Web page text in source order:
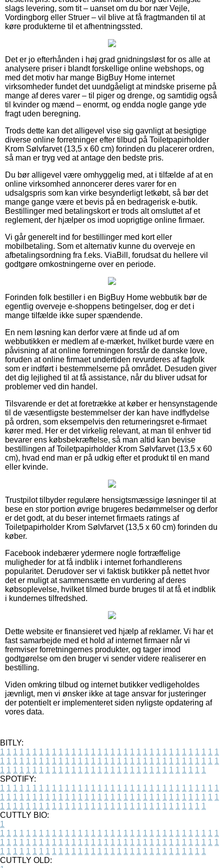
slags levering, som tit – uanset om du bor nær Vejle,
Vordingborg eller Struer – vil blive at få fragtmanden til at
køre produkterne til et afhentningssted.
Det er jo efterhånden i høj grad gnidningsløst for os alle at
analysere priser i blandt forskellige online webshops, og
med det motiv har mange BigBuy Home internet
virksomheder fundet det uundgåeligt at mindske priserne på
mange af deres varer – til piger og drenge, og samtidig også
til kvinder og mænd – enormt, og endda nogle gange yde
fragt uden beregning.
Trods dette kan det alligevel vise sig gavnligt at besigtige
diverse online forretninger efter tilbud på Toiletpapirholder
Krom Sølvfarvet (13,5 x 60 cm) forinden du placerer ordren,
så man er tryg ved at antage den bedste pris.
Du bør alligevel være omhyggelig med, at i tilfælde af at en
online virksomhed annoncerer deres varer for en
udsalgspris som kan virke besynderligt letkøbt, så bør det
mange gange være et bevis på en bedragerisk e-butik.
Bestillinger med betalingskort er trods alt omsluttet af et
reglement, der hjælper os imod uoprigtige online firmaer.
Vi går generelt ind for bestillinger med kort eller
mobilbetaling. Som et alternativ kunne du overveje en
afbetalingsordning fra f.eks. ViaBill, forudsat du hellere vil
godtgøre omkostningerne over en periode.
Forinden folk bestiller i en BigBuy Home webbutik bør de
egentlig overveje e-shoppens betingelser, dog er det i
mange tilfælde ikke super spændende.
En nem løsning kan derfor være at finde ud af om
webbutikken er medlem af e-mærket, hvilket burde være en
påvisning af at online forretningen forstår de danske love,
foruden at online firmaet undertiden revurderes af fagfolk
som er indført i bestemmelserne på området. Desuden giver
det dig lejlighed til at få assistance, når du bliver udsat for
problemer ved din handel.
Tilsvarende er det at foretrække at køber er hensynstagende
til de væsentligste bestemmelser der kan have indflydelse
på ordren, som eksempelvis den returneringsret e-firmaet
kører med. Her er det virkelig relevant, at man til enhver tid
bevarer ens købsbekræftelse, så man altid kan bevise
bestillingen af Toiletpapirholder Krom Sølvfarvet (13,5 x 60
cm), hvad end man er på udkig efter et produkt til en mand
eller kvinde.
Trustpilot tilbyder regulære hensigtsmæssige løsninger til at
bese en stor portion øvrige brugeres bedømmelser og derfor
er det godt, at du beser internet firmaets ratings af
Toiletpapirholder Krom Sølvfarvet (13,5 x 60 cm) forinden du
køber.
Facebook indebærer ydermere nogle fortræffelige
muligheder for at få indblik i internet forhandlerens
popularitet. Derudover ser vi faktisk butikker på nettet hvor
det er muligt at sammensætte en vurdering af deres
købsoplevelse, hvilket tilmed burde bruges til at få et indblik
i kundernes tilfredshed.
Dette website er finansieret ved hjælp af reklamer. Vi har et
fast samarbejde med et hold af internet firmaer når vi
fremviser forretningernes produkter, og tager imod
godtgørelse om den bruger vi sender videre realiserer en
bestilling.
Viden omkring tilbud og internet butikker vedligeholdes
jævnligt, men vi ønsker ikke at tage ansvar for justeringer
der potentielt er implementeret siden nyligste opdatering af
vores data.
BITLY:
1 1 1 1 1 1 1 1 1 1 1 1 1 1 1 1 1 1 1 1 1 1 1 1 1 1 1 1 1 1 1 1 1 1
1 1 1 1 1 1 1 1 1 1 1 1 1 1 1 1 1 1 1 1 1 1 1 1 1 1 1 1 1 1 1 1 1 1
1 1 1 1 1 1 1 1 1 1 1 1 1 1 1 1 1 1 1 1 1 1 1 1 1 1 1 1 1 1 1 1
SPOTIFY:
1 1 1 1 1 1 1 1 1 1 1 1 1 1 1 1 1 1 1 1 1 1 1 1 1 1 1 1 1 1 1 1 1 1
1 1 1 1 1 1 1 1 1 1 1 1 1 1 1 1 1 1 1 1 1 1 1 1 1 1 1 1 1 1 1 1 1 1
1 1 1 1 1 1 1 1 1 1 1 1 1 1 1 1 1 1 1 1 1 1 1 1 1 1 1 1 1 1 1 1
CUTTLY BIO:
1
1 1 1 1 1 1 1 1 1 1 1 1 1 1 1 1 1 1 1 1 1 1 1 1 1 1 1 1 1 1 1 1 1 1
1 1 1 1 1 1 1 1 1 1 1 1 1 1 1 1 1 1 1 1 1 1 1 1 1 1 1 1 1 1 1 1 1 1
1 1 1 1 1 1 1 1 1 1 1 1 1 1 1 1 1 1 1 1 1 1 1 1 1 1 1 1 1 1 1 1
CUTTLY OLD: